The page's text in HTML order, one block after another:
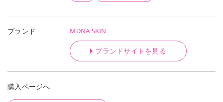
ブランド MDNA SKIN
ブランドサイトを見る
購入ページへ